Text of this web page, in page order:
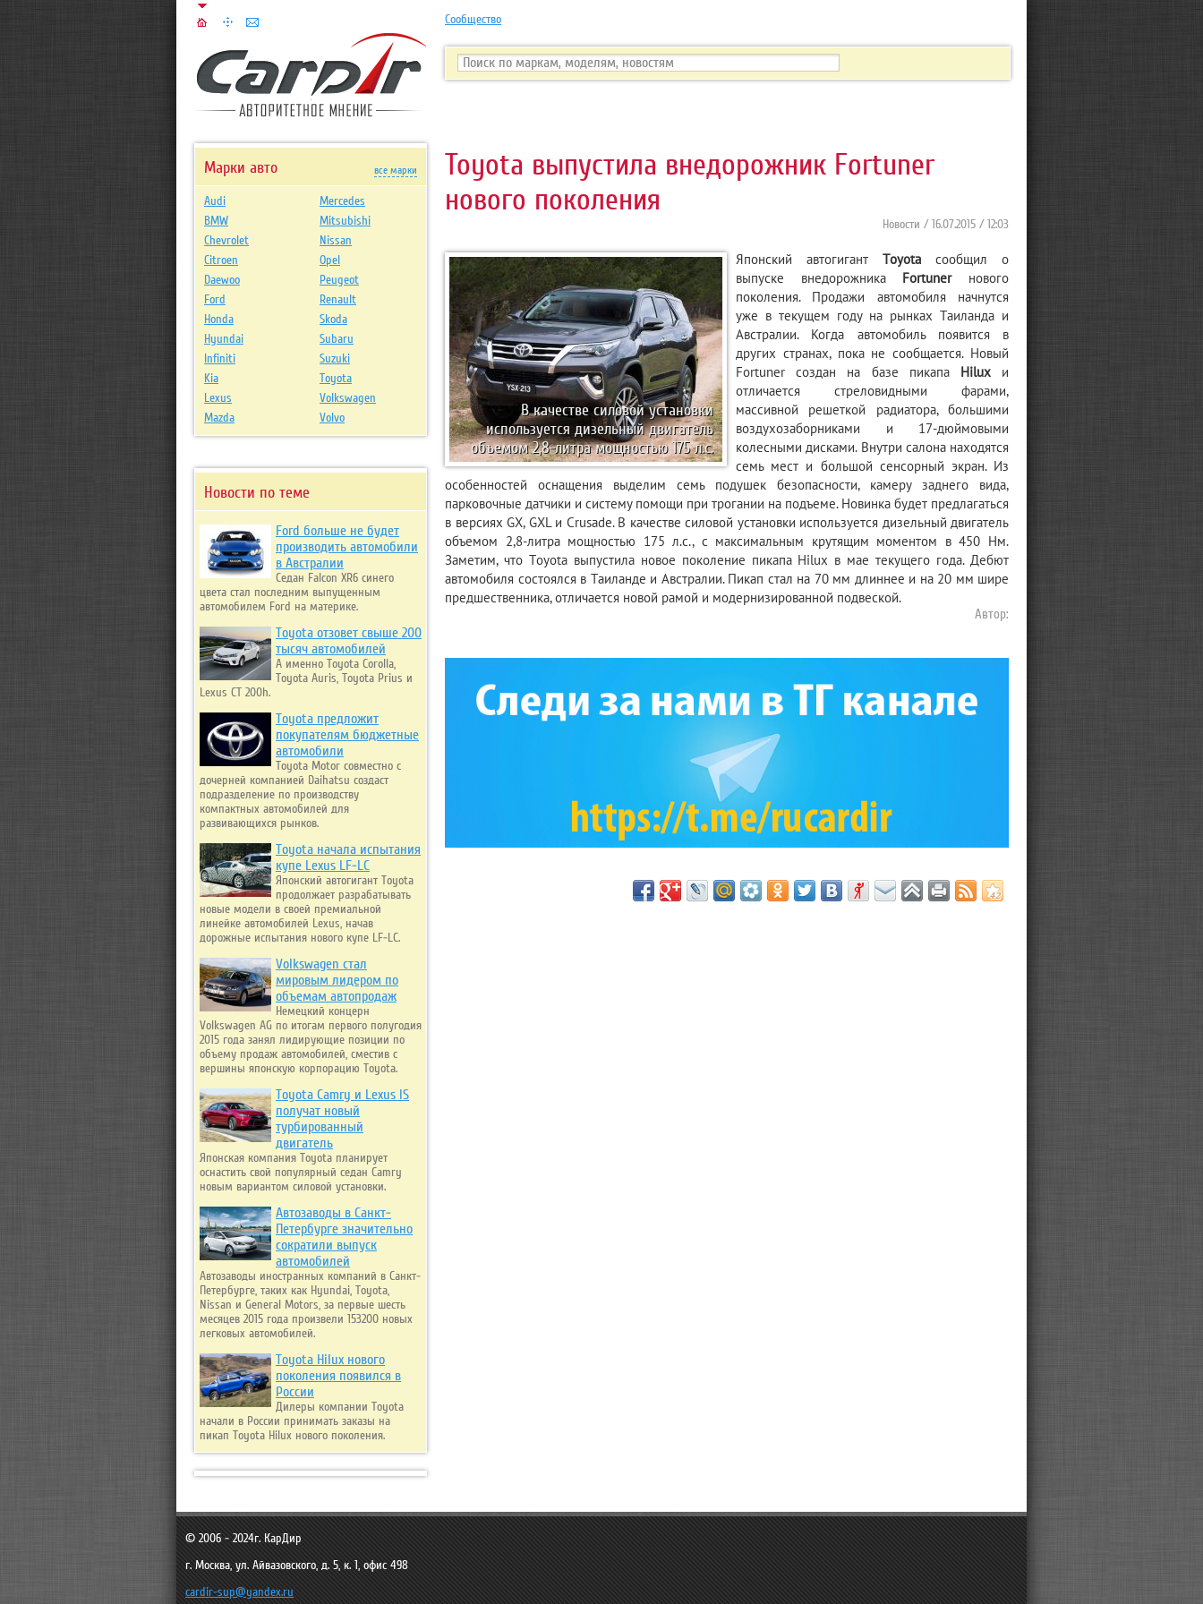
Сообщество
Toyota выпустила внедорожник Fortuner
нового поколения
Новости / 16.07.2015 / 12:03
В качестве силовой установки
используется дизельный двигатель
объемом 2,8-литра мощностью 175 л.с.
Японский автогигант Toyota сообщил о
выпуске внедорожника Fortunerнового
поколения. Продажи автомобиля начнутся
уже в текущем году на рынках Таиланда и
Австралии. Когда автомобиль появится в
других странах, пока не сообщается. Новый
Fortuner создан на базе пикапа Hiluxи
отличается стреловидными фарами,
массивной решеткой радиатора, большими
воздухозаборниками и 17-дюймовыми
колесными дисками. Внутри салона находятся
семь мест и большой сенсорный экран. Из
особенностей оснащения выделим семь подушек безопасности, камеру заднего вида,
парковочные датчики и систему помощи при трогании на подъеме. Новинка будет предлагаться
в версиях GX, GXL и Crusade. В качестве силовой установки используется дизельный двигатель
объемом 2,8-литра мощностью 175 л.с., с максимальным крутящим моментом в 450 Нм.
Заметим, что Toyota выпустила новое поколение пикапа Hilux в мае текущего года. Дебют
автомобиля состоялся в Таиланде и Австралии. Пикап стал на 70 мм длиннее и на 20 мм шире
предшественника, отличается новой рамой и модернизированной подвеской.
Автор:
Марки авто все марки
Audi
Mercedes
BMW
Mitsubishi
Chevrolet
Nissan
Citroen
Opel
Daewoo
Peugeot
Ford
Renault
Honda
Skoda
Hyundai
Subaru
Infiniti
Suzuki
Kia
Toyota
Lexus
Volkswagen
Mazda
Volvo
Новости по теме
Ford больше не будет
производить автомобили
в Австралии
Седан Falcon XR6 синего
цвета стал последним выпущенным
автомобилем Ford на материке.
Toyota отзовет свыше 200
тысяч автомобилей
А именно Toyota Corolla,
Toyota Auris, Toyota Prius и
Lexus CT 200h.
Toyota предложит
покупателям бюджетные
автомобили
Toyota Motor совместно с
дочерней компанией Daihatsu создаст
подразделение по производству
компактных автомобилей для
развивающихся рынков.
Toyota начала испытания
купе Lexus LF-LC
Японский автогигант Toyota
продолжает разрабатывать
новые модели в своей премиальной
линейке автомобилей Lexus, начав
дорожные испытания нового купе LF-LC.
Volkswagen стал
мировым лидером по
объемам автопродаж
Немецкий концерн
Volkswagen AG по итогам первого полугодия
2015 года занял лидирующие позиции по
объему продаж автомобилей, сместив с
вершины японскую корпорацию Toyota.
Toyota Camry и Lexus IS
получат новый
турбированный
двигатель
Японская компания Toyota планирует
оснастить свой популярный седан Camry
новым вариантом силовой установки.
Автозаводы в Санкт-
Петербурге значительно
сократили выпуск
автомобилей
Автозаводы иностранных компаний в Санкт-
Петербурге, таких как Hyundai, Toyota,
Nissan и General Motors, за первые шесть
месяцев 2015 года произвели 153200 новых
легковых автомобилей.
Toyota Hilux нового
поколения появился в
России
Дилеры компании Toyota
начали в России принимать заказы на
пикап Toyota Hilux нового поколения.
© 2006 - 2024г. КарДир
г. Москва, ул. Айвазовского, д. 5, к. 1, офис 498
cardir-sup@yandex.ru